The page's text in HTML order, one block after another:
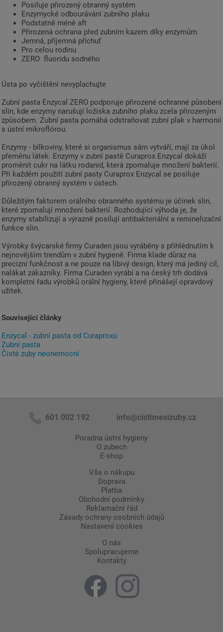
Posiluje přirozený obranný systém
Enzymycké odbourávání zubního plaku
Podstatně méně aft
Přirozená ochrana před zubním kazem díky enzymům
Jemná, příjemná příchuť
Pro celou rodinu
ZERO fluoridu sodného
Ústa po vyčištění nevyplachujte
Zubní pasta Enzycal ZERO podporuje přirozené ochranné působení
slin, kde enzymy narušují ložiska zubního plaku zcela přirozeným
způsobem. Zubní pasta pomáhá odstraňovat zubní plak v harmonii
s ústní mikroflórou.
Enzymy - bílkoviny, které si organismus sám vytváří, mají za úkol
přeměnu látek. Enzymy v zubní pastě Curaprox Enzycal dokáží
proměnit cukr na látku rodanid, která zpomaluje množení bakterií.
Při každém použití zubní pasty Curaprox Enzycal se posiluje
přirozený obranný systém v ústech.
Důležitým faktorem orálního obranného systému je účinek slin,
které zpomalují množení bakterií. Rozhodující výhoda je, že
enzymy stabilizují a výrazně posilují antibakteriální a reminelizační
funkce slin.
Výrobky švýcarské firmy Curaden jsou vyráběny s přihlédnutím k
nejnovějším trendům v zubní hygieně. Firma klade důraz na
precizní funkčnost a ne pouze na líbivý design, který má jediný cíl,
nalákat zákazníky. Firma Curaden vyrábí a na český trh dodává
kompletní řadu výrobků orální hygieny, které přinášejí opravdový
užitek.
Související články
Enzycal - zubní pasta od Curaproxu
Zubní pasta
Čisté zuby neonemocní
601 002 192 info@cistimesizuby.cz
Poradna ústní hygieny
O zubech
E-shop
Vše o nákupu
Doprava
Platba
Obchodní podmínky
Reklamační řád
Zásady ochrany osobních údajů
Nastavení cookies
O nás
Spolupracujeme
Kontakty